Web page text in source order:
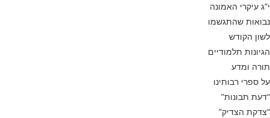
י”ג עיקרי האמונה
נבואות שהתגשמו
לשון הקודש
הגיונות תלמודיים
תורה ומדע
על ספרי רבותינו
“דעת תבונות”
“צדקת הצדיק”